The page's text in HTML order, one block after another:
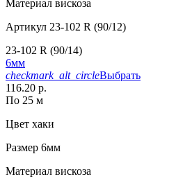
Материал вискоза
Артикул 23-102 R (90/12)
23-102 R (90/14)
6мм
checkmark_alt_circleВыбрать
116.20 р.
По 25 м
Цвет хаки
Размер 6мм
Материал вискоза